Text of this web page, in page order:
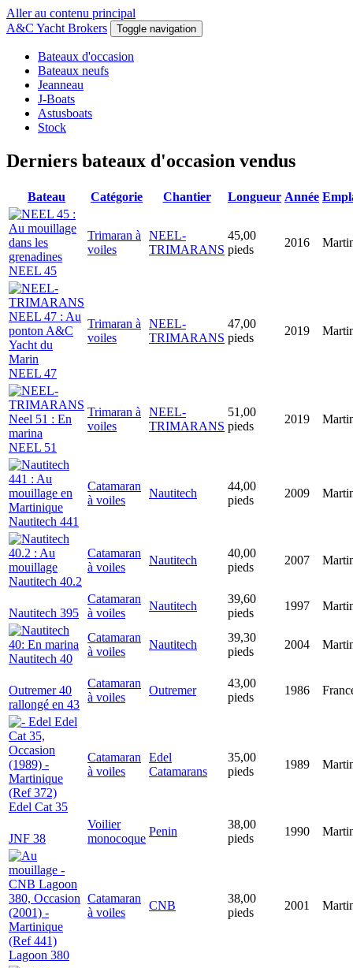
Aller au contenu principal
A&C Yacht Brokers
Toggle navigation
Bateaux d'occasion
Bateaux neufs
Jeanneau
J-Boats
Astusboats
Stock
Derniers bateaux d'occasion vendus
Bateau Catégorie Chantier Longueur Année
NEEL 45
Trimaran à
voiles
NEEL-
TRIMARANS
45,00
pieds
2016
NEEL 47
Trimaran à
voiles
NEEL-
TRIMARANS
47,00
pieds
2019
NEEL 51
Trimaran à
voiles
NEEL-
TRIMARANS
51,00
pieds
2019
Nautitech 441
Catamaran
à voiles
Nautitech
44,00
pieds
2009
Nautitech 40.2
Catamaran
à voiles
Nautitech
40,00
pieds
2007
Nautitech 395
Catamaran
à voiles
Nautitech
39,60
pieds
1997
Nautitech 40
Catamaran
à voiles
Nautitech
39,30
pieds
2004
Outremer 40
rallongé en 43
Catamaran
à voiles
Outremer
43,00
pieds
1986
Edel Cat 35
Catamaran
à voiles
Edel
Catamarans
35,00
pieds
1989
JNF 38
Voilier
monocoque
Penin
38,00
pieds
1990
Lagoon 380
Catamaran
à voiles
CNB
38,00
pieds
2001